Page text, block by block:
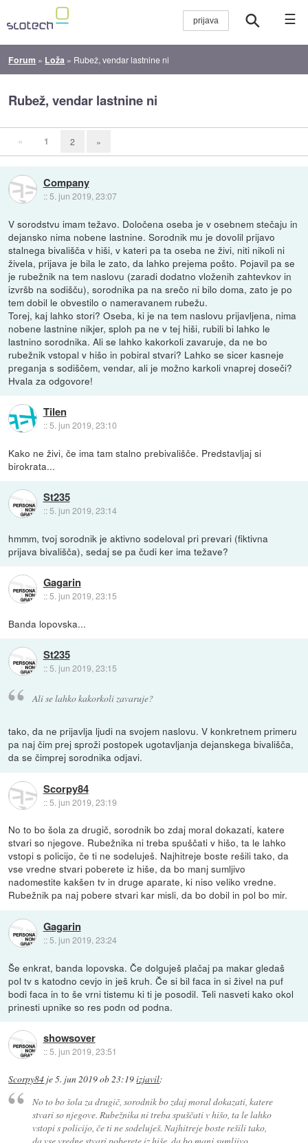
☰
Forum » Loža » Rubež, vendar lastnine ni
Rubež, vendar lastnine ni
« 1 2 »
Company
:: 5. jun 2019, 23:07
V sorodstvu imam težavo. Določena oseba je v osebnem stečaju in
dejansko nima nobene lastnine. Sorodnik mu je dovolil prijavo
stalnega bivališča v hiši, v kateri pa ta oseba ne živi, niti nikoli ni
živela, prijava je bila le zato, da lahko prejema pošto. Pojavil pa se
je rubežnik na tem naslovu (zaradi dodatno vloženih zahtevkov in
izvršb na sodišču), sorodnika pa na srečo ni bilo doma, zato je po
tem dobil le obvestilo o nameravanem rubežu.
Torej, kaj lahko stori? Oseba, ki je na tem naslovu prijavljena, nima
nobene lastnine nikjer, sploh pa ne v tej hiši, rubili bi lahko le
lastnino sorodnika. Ali se lahko kakorkoli zavaruje, da ne bo
rubežnik vstopal v hišo in pobiral stvari? Lahko se sicer kasneje
preganja s sodiščem, vendar, ali je možno karkoli vnaprej doseči?
Hvala za odgovore!
Tilen
::5. jun 2019, 23:10
Kako ne živi, če ima tam stalno prebivališče. Predstavljaj si
birokrata...
St235
:: 5. jun 2019, 23:14
hmmm, tvoj sorodnik je aktivno sodeloval pri prevari (fiktivna
prijava bivališča), sedaj se pa čudi ker ima težave?
Gagarin
::5. jun 2019, 23:15
Banda lopovska...
St235
:: 5. jun 2019, 23:15
Ali se lahko kakorkoli zavaruje?
tako, da ne prijavlja ljudi na svojem naslovu. V konkretnem primeru
pa naj čim prej sproži postopek ugotavljanja dejanskega bivališča,
da se čimprej sorodnika odjavi.
Scorpy84
::5. jun 2019, 23:19
No to bo šola za drugič, sorodnik bo zdaj moral dokazati, katere
stvari so njegove. Rubežnika ni treba spuščati v hišo, ta le lahko
vstopi s policijo, če ti ne sodeluješ. Najhitreje boste rešili tako, da
vse vredne stvari poberete iz hiše, da bo manj sumljivo
nadomestite kakšen tv in druge aparate, ki niso veliko vredne.
Rubežnik pa naj pobere stvari kar misli, da bo dobil in pol bo mir.
Gagarin
:: 5. jun 2019, 23:24
Še enkrat, banda lopovska. Če dolguješ plačaj pa makar gledaš
pol tv s katodno cevjo in ješ kruh. Če si bil faca in si živel na puf
bodi faca in to še vrni tistemu ki ti je posodil. Teli nasveti kako okol
prinesti upnike so res podn od podna.
showsover
::5. jun 2019, 23:51
Scorpy84 je5. jun 2019 ob 23:19izjavil:
No to bo šola za drugič, sorodnik bo zdaj moral dokazati, katere
stvari so njegove. Rubežnika ni treba spuščati v hišo, ta le lahko
vstopi s policijo, če ti ne sodeluješ. Najhitreje boste rešili tako,